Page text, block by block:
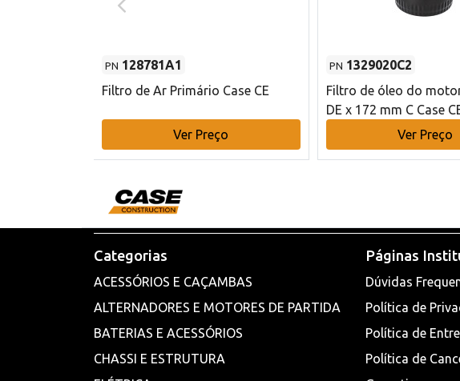
PN 128781A1
Filtro de Ar Primário Case CE
Ver Preço
PN 1329020C2
Filtro de óleo do
DE x 172 mm C Case
Ver Preço
Categorias
ACESSÓRIOS E CAÇAMBAS
ALTERNADORES E MOTORES DE PARTIDA
BATERIAS E ACESSÓRIOS
CHASSI E ESTRUTURA
Páginas
Dúvidas
Política de
Política de
Política de